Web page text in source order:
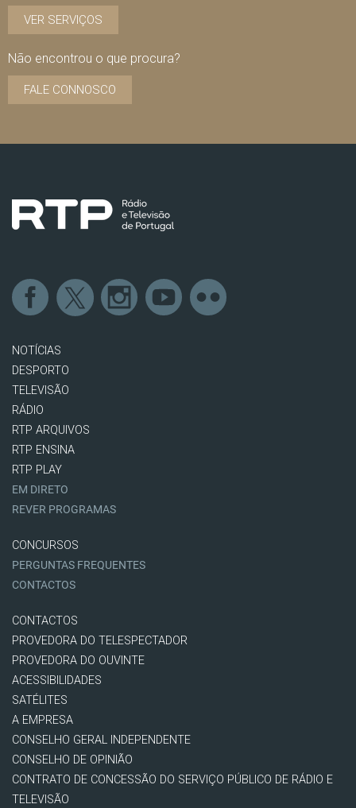
VER SERVIÇOS
Não encontrou o que procura?
FALE CONNOSCO
NOTÍCIAS
DESPORTO
TELEVISÃO
RÁDIO
RTP ARQUIVOS
RTP ENSINA
RTP PLAY
EM DIRETO
REVER PROGRAMAS
CONCURSOS
PERGUNTAS FREQUENTES
CONTACTOS
CONTACTOS
PROVEDORA DO TELESPECTADOR
PROVEDORA DO OUVINTE
ACESSIBILIDADES
SATÉLITES
A EMPRESA
CONSELHO GERAL INDEPENDENTE
CONSELHO DE OPINIÃO
CONTRATO DE CONCESSÃO DO SERVIÇO PÚBLICO DE RÁDIO E
TELEVISÃO